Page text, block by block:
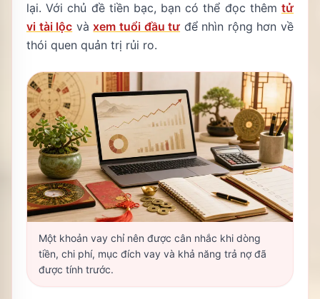
lại. Với chủ đề tiền bạc, bạn có thể đọc thêm tử
vi tài lộc vàxem tuổi đầu tư để nhìn rộng hơn về
thói quen quản trị rủi ro.
Một khoản vay chỉ nên được cân nhắc khi dòng
tiền, chi phí, mục đích vay và khả năng trả nợ đã
được tính trước.